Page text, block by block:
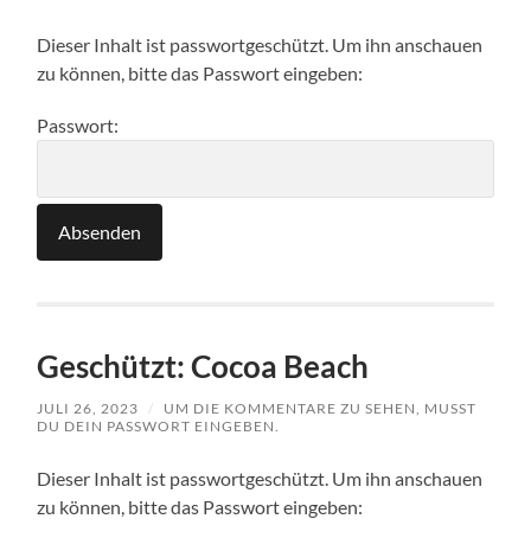
Dieser Inhalt ist passwortgeschützt. Um ihn anschauen
zu können, bitte das Passwort eingeben:
Passwort:
Geschützt: Cocoa Beach
JULI 26, 2023 /
UM DIE KOMMENTARE ZU SEHEN, MUSST
DU DEIN PASSWORT EINGEBEN.
Dieser Inhalt ist passwortgeschützt. Um ihn anschauen
zu können, bitte das Passwort eingeben: